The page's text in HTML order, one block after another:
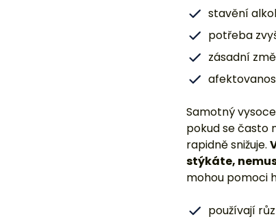
stavění
potřeba
zásadní
Samotný
pokud se často
rapidně snižuje.
stýkáte,
mohou pomoci
používají